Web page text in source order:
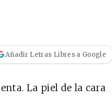
Añadir Letras Libres a Google
La piel de la cara